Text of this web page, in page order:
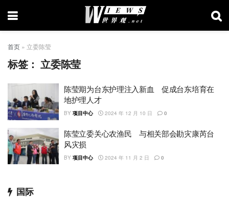
首页 » 立委陈莹
标签：立委陈莹
陈莹期为台东护理注入新血 促成台东培育在
地护理人才
BY 项目中心 2024 年 12 月 10 日 0
陈莹立委关心农渔民 与相关部会勘灾康芮台
风灾损
BY 项目中心 2024 年 11 月 2 日 0
国际